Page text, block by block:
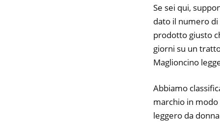
Se sei qui,
dato il numero
prodotto giusto
giorni su un
Maglioncino
Abbiamo
marchio in
leggero da